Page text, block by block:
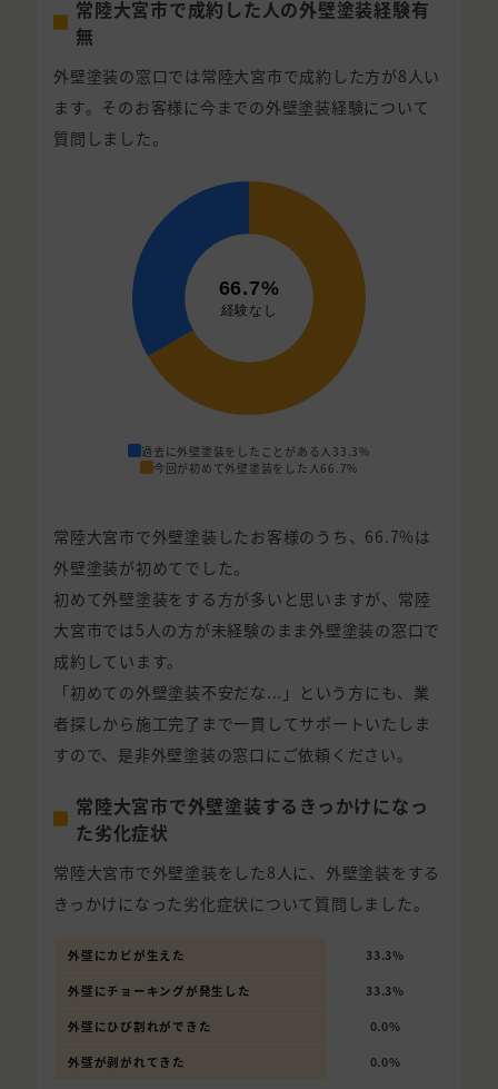
常陸大宮市で成約した人の外壁塗装経験有
無
外壁塗装の窓口では常陸大宮市で成約した方が8人い
ます。そのお客様に今までの外壁塗装経験について
質問しました。
過去に外壁塗装をしたことがある人 33.3%
今回が初めて外壁塗装をした人66.7%
常陸大宮市で外壁塗装したお客様のうち、66.7%は
外壁塗装が初めてでした。
初めて外壁塗装をする方が多いと思いますが、常陸
大宮市では5人の方が未経験のまま外壁塗装の窓口で
成約しています。
「初めての外壁塗装不安だな...」という方にも、業
者探しから施工完了まで一貫してサポートいたしま
すので、是非外壁塗装の窓口にご依頼ください。
常陸大宮市で外壁塗装するきっかけになっ
た劣化症状
常陸大宮市で外壁塗装をした8人に、外壁塗装をする
きっかけになった劣化症状について質問しました。
外壁にカビが生えた 33.3%
外壁にチョーキングが発生した 33.3%
外壁にひび割れができた 0.0%
外壁が剥がれてきた 0.0%